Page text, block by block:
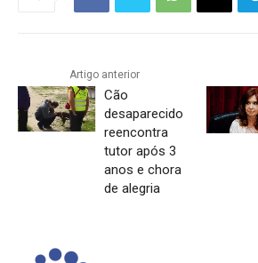
Artigo anterior
Cão
desaparecido
reencontra
tutor após 3
anos e chora
de alegria